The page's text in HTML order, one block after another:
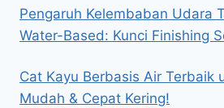
Pengaruh Kelembaban Udara
Water-Based: Kunci Finishing
Cat Kayu Berbasis Air Terbaik
Mudah & Cepat Kering!